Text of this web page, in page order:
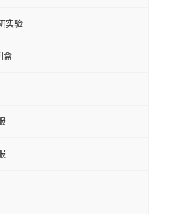
实验
盒